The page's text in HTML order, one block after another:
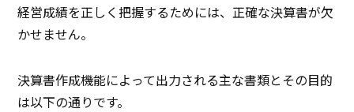
経営成績を正しく把握するためには、正確な決算書が欠
かせません。
決算書作成機能によって出力される主な書類とその目的
は以下の通りです。